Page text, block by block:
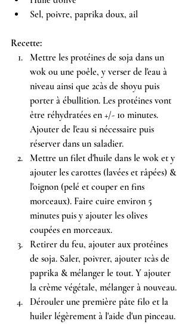
Sel, poivre, paprika doux, ail
Recette:
Mettre les protéines de soja dans un
wok ou une poêle, y verser de l'eau à
niveau ainsi que 2càs de shoyu puis
porter à ébullition. Les protéines vont
être réhydratées en +/- 10 minutes.
Ajouter de l'eau si nécessaire puis
réserver dans un saladier.
Mettre un filet d'huile dans le wok et y
ajouter les carottes (lavées et râpées) &
l'oignon (pelé et couper en fins
morceaux). Faire cuire environ 5
minutes puis y ajouter les olives
coupées en morceaux.
Retirer du feu, ajouter aux protéines
de soja. Saler, poivrer, ajouter 1càs de
paprika & mélanger le tout. Y ajouter
la crème végétale, mélanger à nouveau.
Dérouler une première pâte filo et la
huiler légèrement à l'aide d'un pinceau.